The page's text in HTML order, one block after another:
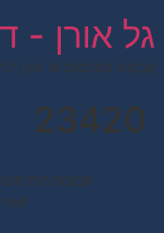
גל אורן -
קבוצת הפרסום גל אורן
23420
קבוצת הפרסום